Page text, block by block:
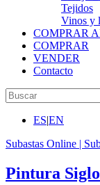
Tejidos
Vinos y
COMPRAR
COMPRAR
VENDER
Contacto
ES|EN
Subastas Online |
Pintura